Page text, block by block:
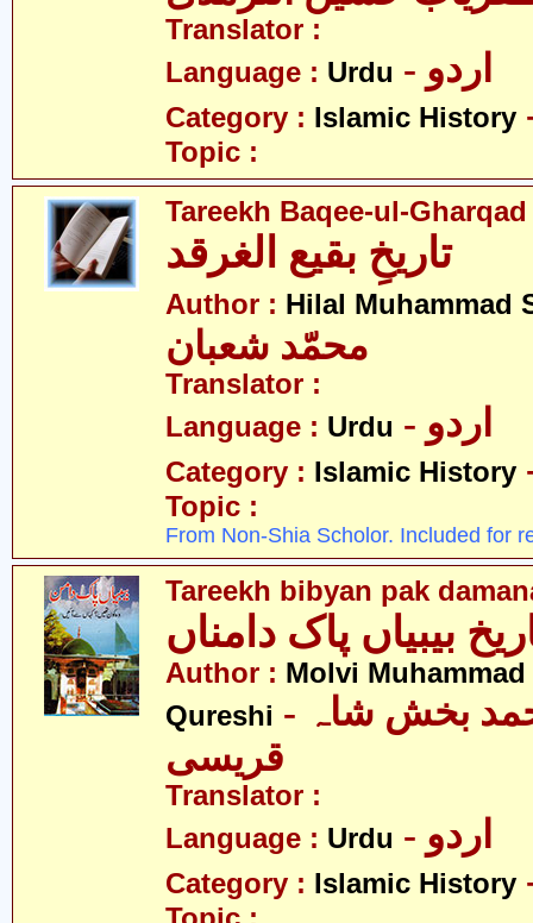
Translator :
Language : Urdu - اردو
Category : Islamic History
Topic :
Tareekh Baqee-ul-Gharqad
تاریخِ بقیع الغرقد
Author : Hilal Muhammad
محمّد شعبان
Translator :
Language : Urdu - اردو
Category : Islamic History
Topic :
From Non-Shia Scholor. Included for
Tareekh bibyan pak
بیبیاں پاک دامناں
Author : Molvi
Qureshi - مولوی محمد بخش شاہ
قریسی
Translator :
Language : Urdu - اردو
Category : Islamic History